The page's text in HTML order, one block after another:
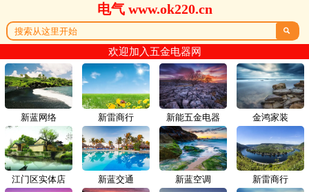
电气 www.ok220.cn

欢迎加入五金电器网
新蓝网络 新雷商行
江门区实体店 新蓝交通
新能五金电器 金鸿家装
新蓝空调 新雷商行